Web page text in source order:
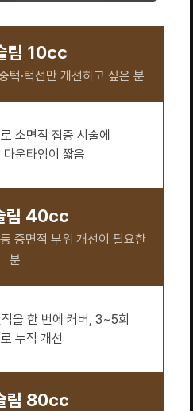
림 10cc
턱·턱선만 개선하고 싶은 분
소면적 집중 시술에
운타임이 짧음
림 40cc
중면적 부위 개선이 필요한
분
을 한 번에 커버, 3~5회
누적 개선
림 80cc